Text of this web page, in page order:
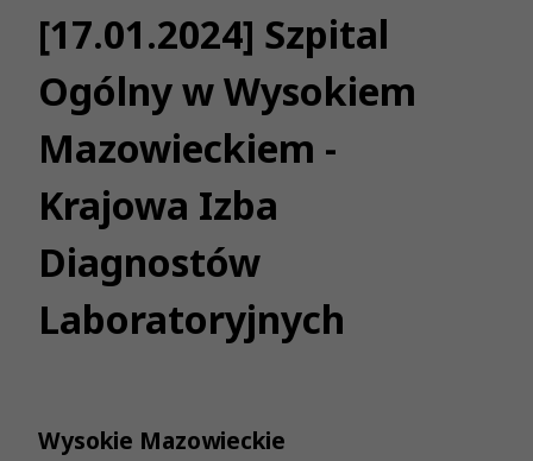
[17.01.2024] Szpital
Ogólny w Wysokiem
Mazowieckiem -
Krajowa Izba
Diagnostów
Laboratoryjnych
Wysokie Mazowieckie